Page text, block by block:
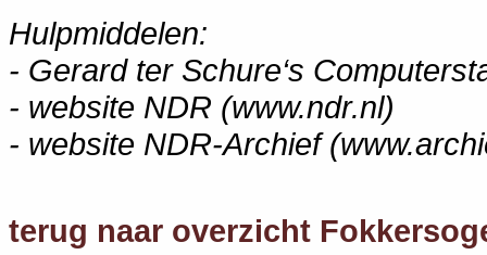
Hulpmiddelen:
- Gerard ter Schure‘s
- website NDR (www.ndr.nl)
- website NDR-Archief
terug naar overzicht